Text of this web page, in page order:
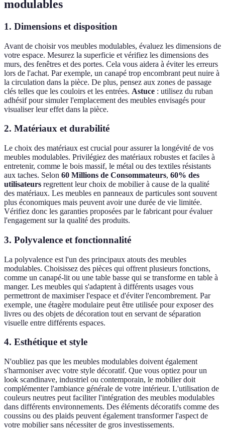
modulables
1. Dimensions et disposition
Avant de choisir vos meubles modulables, évaluez les dimensions de
votre espace. Mesurez la superficie et vérifiez les dimensions des
murs, des fenêtres et des portes. Cela vous aidera à éviter les erreurs
lors de l'achat. Par exemple, un canapé trop encombrant peut nuire à
la circulation dans la pièce. De plus, pensez aux zones de passage
clés telles que les couloirs et les entrées. Astuce : utilisez du ruban
adhésif pour simuler l'emplacement des meubles envisagés pour
visualiser leur effet dans la pièce.
2. Matériaux et durabilité
Le choix des matériaux est crucial pour assurer la longévité de vos
meubles modulables. Privilégiez des matériaux robustes et faciles à
entretenir, comme le bois massif, le métal ou des textiles résistants
aux taches. Selon 60 Millions de Consommateurs, 60% des
utilisateurs regrettent leur choix de mobilier à cause de la qualité
des matériaux. Les meubles en panneaux de particules sont souvent
plus économiques mais peuvent avoir une durée de vie limitée.
Vérifiez donc les garanties proposées par le fabricant pour évaluer
l'engagement sur la qualité des produits.
3. Polyvalence et fonctionnalité
La polyvalence est l'un des principaux atouts des meubles
modulables. Choisissez des pièces qui offrent plusieurs fonctions,
comme un canapé-lit ou une table basse qui se transforme en table à
manger. Les meubles qui s'adaptent à différents usages vous
permettront de maximiser l'espace et d'éviter l'encombrement. Par
exemple, une étagère modulaire peut être utilisée pour exposer des
livres ou des objets de décoration tout en servant de séparation
visuelle entre différents espaces.
4. Esthétique et style
N'oubliez pas que les meubles modulables doivent également
s'harmoniser avec votre style décoratif. Que vous optiez pour un
look scandinave, industriel ou contemporain, le mobilier doit
complémenter l'ambiance générale de votre intérieur. L'utilisation de
couleurs neutres peut faciliter l'intégration des meubles modulables
dans différents environnements. Des éléments décoratifs comme des
coussins ou des plaids peuvent également transformer l'aspect de
votre mobilier sans nécessiter de gros investissements.